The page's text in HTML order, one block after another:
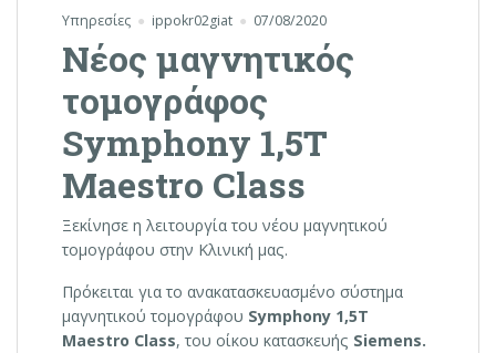
Υπηρεσίες ippokr02giat 07/08/2020
Νέος μαγνητικός
τομογράφος
Symphony 1,5T
Maestro Class
Ξεκίνησε η λειτουργία του νέου μαγνητικού
τομογράφου στην Κλινική μας.
Πρόκειται για το ανακατασκευασμένο σύστημα
μαγνητικού τομογράφου Symphony 1,5T
Maestro Class, του οίκου κατασκευής Siemens.